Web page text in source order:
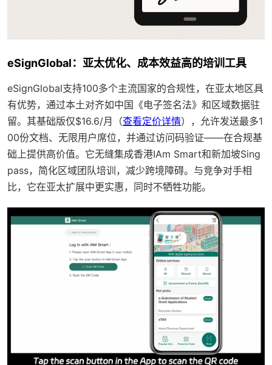
eSignGlobal：亚太优化、成本效益高的培训工具
eSignGlobal支持100多个主流国家的合规性，在亚太地区具
有优势，通过本土对齐如中国《电子签名法》和区域数据驻
留。其基础版仅$16.6/月（查看定价详情），允许发送最多1
00份文档、无限用户席位，并通过访问码验证——在合规基
础上提供高价值。它无缝集成香港IAm Smart和新加坡Sing
pass，简化区域团队培训，减少跨境障碍。与竞争对手相
比，它在亚太扩展中更实惠，同时不牺牲功能。